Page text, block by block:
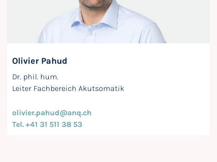
Olivier Pahud
Dr. phil. hum.
Leiter Fachbereich Akutsomatik
olivier.pahud@anq.ch
Tel. +41 31 511 38 53